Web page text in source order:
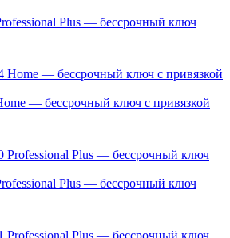
Plus — бессрочный ключ
— бессрочный ключ с привязкой
Plus — бессрочный ключ